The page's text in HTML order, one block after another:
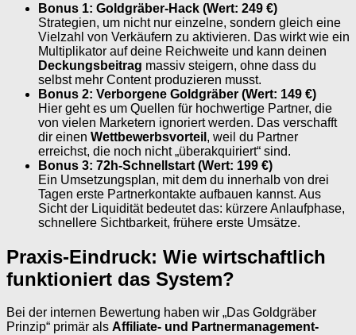
Bonus 1: Goldgräber-Hack (Wert: 249 €)
Strategien, um nicht nur einzelne, sondern gleich eine
Vielzahl von Verkäufern zu aktivieren. Das wirkt wie ein
Multiplikator auf deine Reichweite und kann deinen
Deckungsbeitrag massiv steigern, ohne dass du
selbst mehr Content produzieren musst.
Bonus 2: Verborgene Goldgräber (Wert: 149 €)
Hier geht es um Quellen für hochwertige Partner, die
von vielen Marketern ignoriert werden. Das verschafft
dir einen Wettbewerbsvorteil , weil du Partner
erreichst, die noch nicht „überakquiriert“ sind.
Bonus 3: 72h-Schnellstart (Wert: 199 €)
Ein Umsetzungsplan, mit dem du innerhalb von drei
Tagen erste Partnerkontakte aufbauen kannst. Aus
Sicht der Liquidität bedeutet das: kürzere Anlaufphase,
schnellere Sichtbarkeit, frühere erste Umsätze.
Praxis-Eindruck: Wie wirtschaftlich
funktioniert das System?
Bei der internen Bewertung haben wir „Das Goldgräber
Prinzip“ primär als Affiliate- und Partnermanagement-